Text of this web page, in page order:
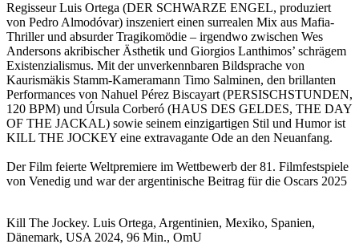
Regisseur Luis Ortega (DER SCHWARZE ENGEL, produziert
von Pedro Almodóvar) inszeniert einen surrealen Mix aus Mafia-
Thriller und absurder Tragikomödie – irgendwo zwischen Wes
Andersons akribischer Ästhetik und Giorgios Lanthimos’ schrägem
Existenzialismus. Mit der unverkennbaren Bildsprache von
Kaurismäkis Stamm-Kameramann Timo Salminen, den brillanten
Performances von Nahuel Pérez Biscayart (PERSISCHSTUNDEN,
120 BPM) und Úrsula Corberó (HAUS DES GELDES, THE DAY
OF THE JACKAL) sowie seinem einzigartigen Stil und Humor ist
KILL THE JOCKEY eine extravagante Ode an den Neuanfang.
Der Film feierte Weltpremiere im Wettbewerb der 81. Filmfestspiele
von Venedig und war der argentinische Beitrag für die Oscars 2025
Kill The Jockey. Luis Ortega, Argentinien, Mexiko, Spanien,
Dänemark, USA 2024, 96 Min., OmU